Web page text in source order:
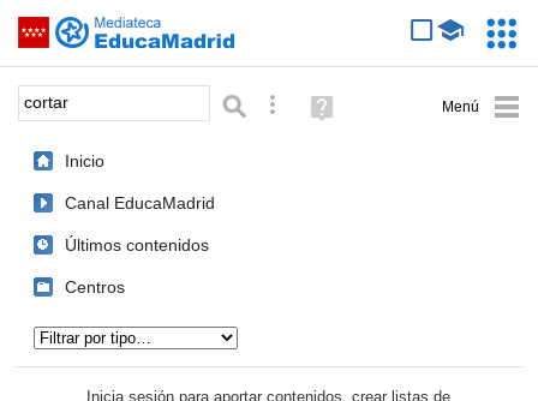
Saltar navegación
Palabra o frase: Búsqueda avanzada
Ayuda
(en
Inicio
Canal EducaMadrid
Últimos contenidos
Centros
Inicia sesión para aportar contenidos, crear listas de